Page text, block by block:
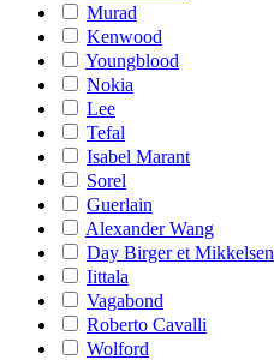
Murad
Kenwood
Youngblood
Nokia
Lee
Tefal
Isabel Marant
Sorel
Guerlain
Alexander Wang
Day Birger et Mikkelsen
Iittala
Vagabond
Roberto Cavalli
Wolford